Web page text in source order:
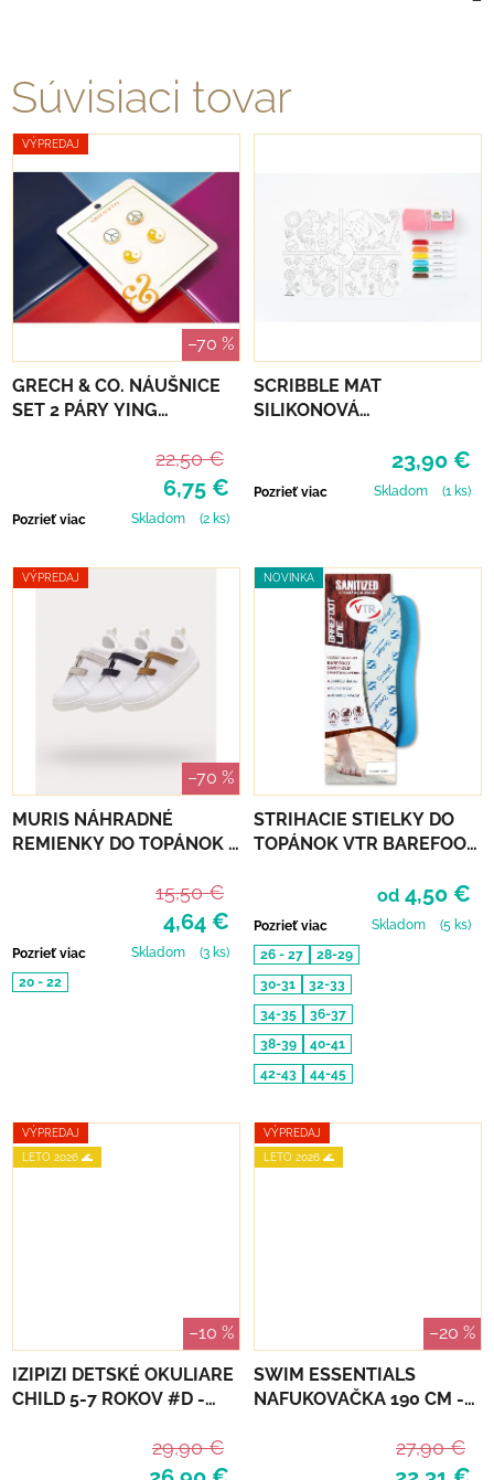
Súvisiaci tovar
VÝPREDAJ
–70 %
GRECH & CO. NÁUŠNICE
SET 2 PÁRY YING
6,75 €
22,50 €
Pozrieť viac Skladom (2 ks)
SCRIBBLE MAT
SILIKONOVÁ
23,90 €
Pozrieť viac Skladom (1 ks)
VÝPREDAJ
–70 %
MURIS NÁHRADNÉ
REMIENKY DO TOPÁNOK 3
4,64 €
15,50 €
Pozrieť viac Skladom
(3 ks)
20 - 22
NOVINKA
STRIHACIE STIELKY DO
TOPÁNOK VTR BAREFOOT
od 4,50 €
Pozrieť viac Skladom
(5 ks)
26 - 27
28-29
30-31
32-33
34-35
36-37
38-39
40-41
42-43
44-45
VÝPREDAJ
LETO 2026 🌊
–10 %
IZIPIZI DETSKÉ OKULIARE
CHILD 5-7 ROKOV #D -
29,90 €
VÝPREDAJ
LETO 2026 🌊
–20 %
SWIM ESSENTIALS
NAFUKOVAČKA 190 CM -
27,90 €